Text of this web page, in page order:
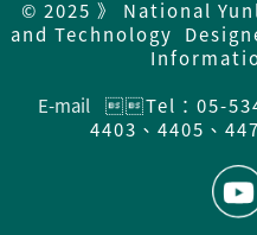
© 2025 》 National
and Technology
E-mail
Tel：05-
4403、4405、